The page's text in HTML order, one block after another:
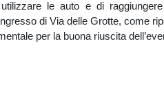
le auto e di
di Via delle Grotte, come
per la buona riuscita